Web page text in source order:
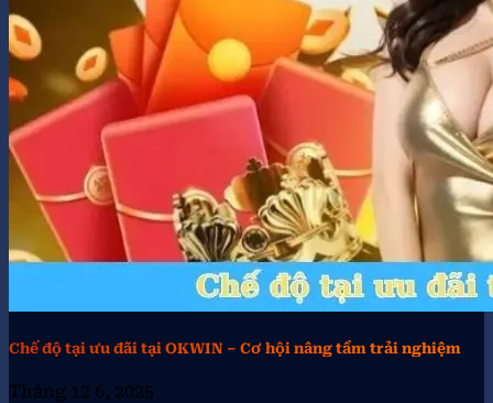
Chế độ tại ưu đãi tại OKWIN – Cơ hội nâng tầm trải nghiệm
Tháng 12 6, 2025